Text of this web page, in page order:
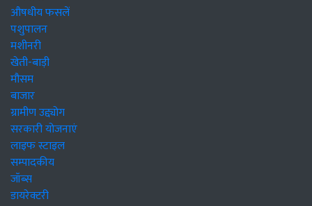
औषधीय फसलें
पशुपालन
मशीनरी
खेती-बाड़ी
मौसम
बाजार
ग्रामीण उद्द्योग
सरकारी योजनाएं
लाइफ स्टाइल
सम्पादकीय
जॉब्स
डायरेक्टरी